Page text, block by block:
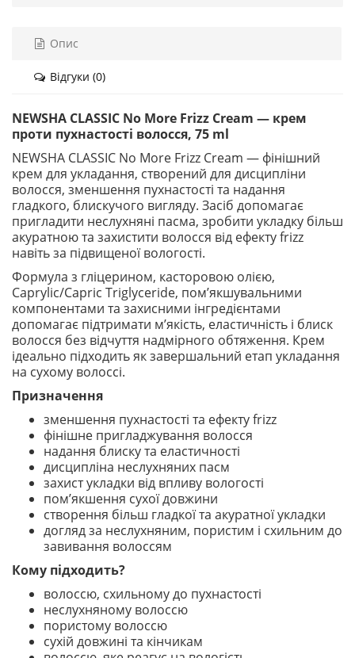
Опис
Відгуки (0)
NEWSHA CLASSIC No More Frizz Cream — крем
проти пухнастості волосся, 75 ml
NEWSHA CLASSIC No More Frizz Cream — фінішний
крем для укладання, створений для дисципліни
волосся, зменшення пухнастості та надання
гладкого, блискучого вигляду. Засіб допомагає
пригладити неслухняні пасма, зробити укладку більш
акуратною та захистити волосся від ефекту frizz
навіть за підвищеної вологості.
Формула з гліцерином, касторовою олією,
Caprylic/Capric Triglyceride, пом’якшувальними
компонентами та захисними інгредієнтами
допомагає підтримати м’якість, еластичність і блиск
волосся без відчуття надмірного обтяження. Крем
ідеально підходить як завершальний етап укладання
на сухому волоссі.
Призначення
зменшення пухнастості та ефекту frizz
фінішне пригладжування волосся
надання блиску та еластичності
дисципліна неслухняних пасм
захист укладки від впливу вологості
пом’якшення сухої довжини
створення більш гладкої та акуратної укладки
догляд за неслухняним, пористим і схильним до
завивання волоссям
Кому підходить?
волоссю, схильному до пухнастості
неслухняному волоссю
пористому волоссю
сухій довжині та кінчикам